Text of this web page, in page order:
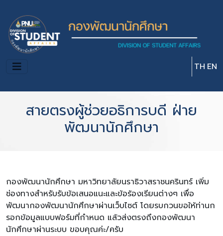
TH EN
สายตรงผู้ช่วยอธิการบดี ฝ่าย
พัฒนานักศึกษา
กองพัฒนานักศึกษา มหาวิทยาลัยนราธิวาสราชนครินทร์ เพิ่ม
ช่องทางสำหรับรับข้อเสนอแนะและข้อร้องเรียนต่างๆ เพื่อ
พัฒนากองพัฒนานักศึกษาผ่านเว็บไซต์ โดยรบกวนขอให้ท่านก
รอกข้อมูลแบบฟอร์มที่กำหนด แล้วส่งตรงถึงกองพัฒนา
นักศึกษาผ่านระบบ ขอบคุณค่ะ/ครับ